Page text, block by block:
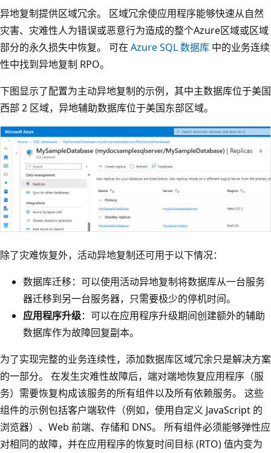
异地复制提供区域冗余。 区域冗余使应用程序能够快速从自然
灾害、灾难性人为错误或恶意行为造成的整个Azure区域或区域
部分的永久损失中恢复。 可在 Azure SQL 数据库 中的业务连续
性中找到异地复制 RPO。
下图显示了配置为主动异地复制的示例，其中主数据库位于美国
西部 2 区域，异地辅助数据库位于美国东部区域。
除了灾难恢复外，活动异地复制还可用于以下情况：
数据库迁移：可以使用活动异地复制将数据库从一台服务
器迁移到另一台服务器，只需要极少的停机时间。
应用程序升级：可以在应用程序升级期间创建额外的辅助
数据库作为故障回复副本。
为了实现完整的业务连续性，添加数据库区域冗余只是解决方案
的一部分。 在发生灾难性故障后，端对端地恢复应用程序（服
务）需要恢复构成该服务的所有组件以及所有依赖服务。 这些
组件的示例包括客户端软件（例如，使用自定义 JavaScript 的
浏览器）、Web 前端、存储和 DNS。 所有组件必须能够弹性应
对相同的故障，并在应用程序的恢复时间目标 (RTO) 值内变为